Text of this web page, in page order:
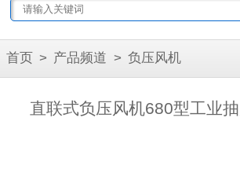
首页 > 产品频道 > 负压风机
直联式负压风机680型工业